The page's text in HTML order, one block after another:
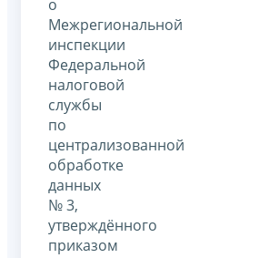
о
Межрегиональной
инспекции
Федеральной
налоговой
службы
по
централизованной
обработке
данных
№ 3,
утверждённого
приказом